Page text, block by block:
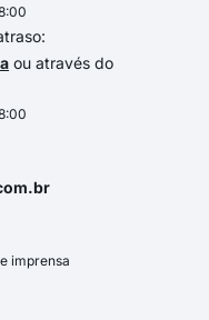
ou através do
imprensa